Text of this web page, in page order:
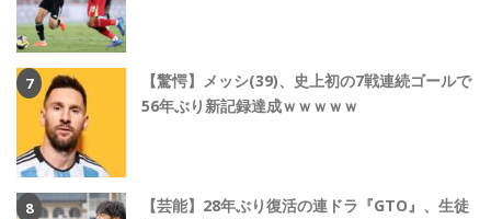
【驚愕】メッシ(39)、史上初の7戦連続ゴールで
56年ぶり新記録達成ｗｗｗｗｗ
【芸能】28年ぶり復活の連ドラ『GTO』、生徒